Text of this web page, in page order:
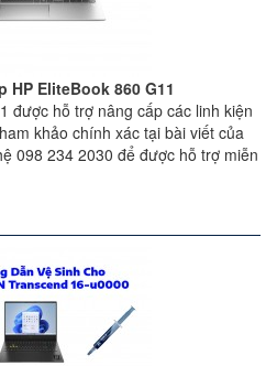
HP EliteBook 860 G11
được hỗ trợ nâng cấp các linh kiện
khảo chính xác tại bài viết của
098 234 2030 để được hỗ trợ miễn